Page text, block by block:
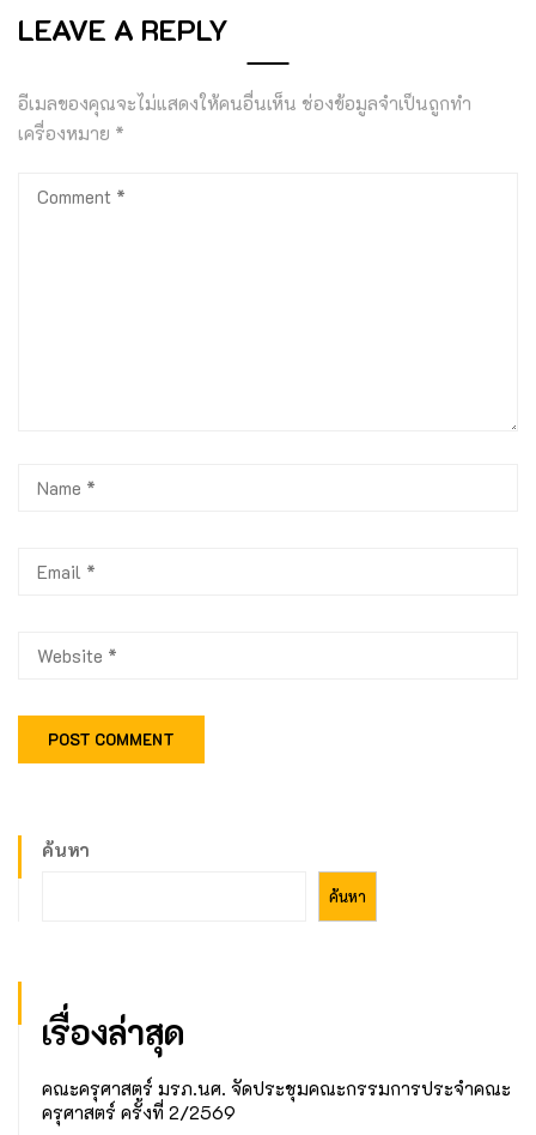
LEAVE A REPLY
อีเมลของคุณจะไม่แสดงให้คนอื่นเห็น ช่องข้อมูลจำเป็นถูกทำ
เครื่องหมาย *
ค้นหา
ค้นหา
เรื่องล่าสุด
คณะครุศาสตร์ มรภ.นศ. จัดประชุมคณะกรรมการประจำคณะ
ครุศาสตร์ ครั้งที่ 2/2569